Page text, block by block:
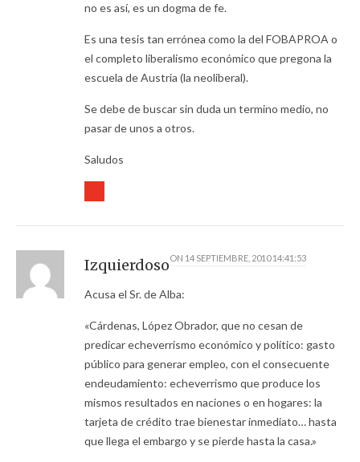
no es así, es un dogma de fe.
Es una tesis tan errónea como la del FOBAPROA o
el completo liberalismo económico que pregona la
escuela de Austria (la neoliberal).
Se debe de buscar sin duda un termino medio, no
pasar de unos a otros.
Saludos
IzquierdosoON 14 SEPTIEMBRE, 2010 14:41:53
Acusa el Sr. de Alba:
«Cárdenas, López Obrador, que no cesan de
predicar echeverrismo económico y político: gasto
público para generar empleo, con el consecuente
endeudamiento: echeverrismo que produce los
mismos resultados en naciones o en hogares: la
tarjeta de crédito trae bienestar inmediato… hasta
que llega el embargo y se pierde hasta la casa.»